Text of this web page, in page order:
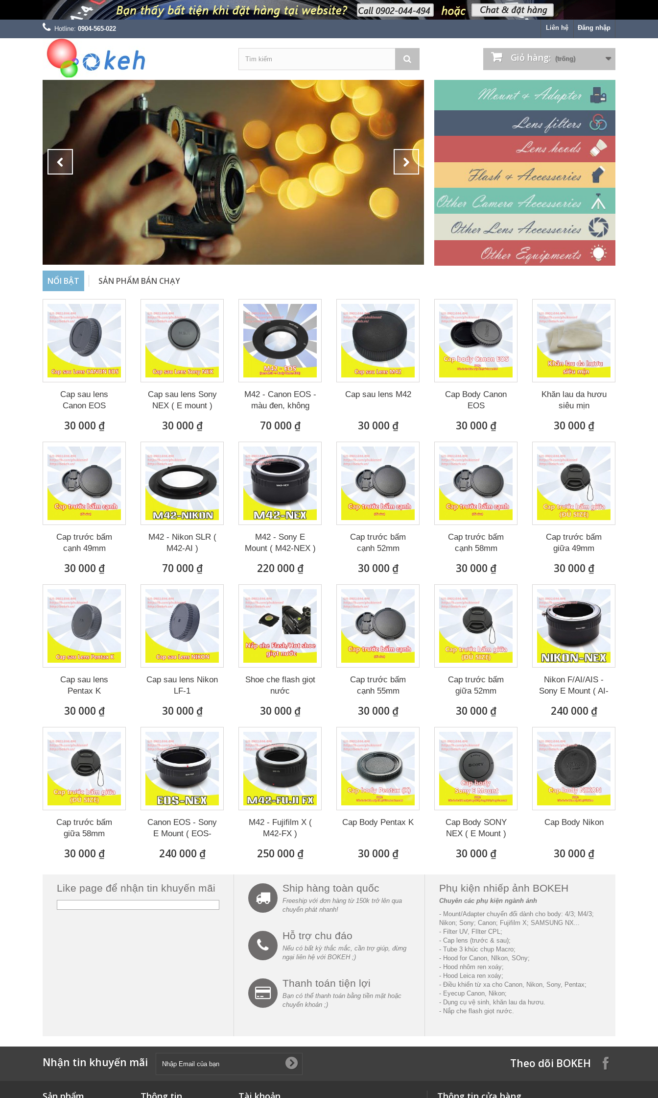
Đăng nhập
Liên hệ
Hotline: 0904-565-022
Giỏ hàng: (trống)
NỔI BẬT SẢN PHẨM BÁN CHẠY
Cap sau lens
Canon EOS
30 000 ₫
Cap sau lens Sony
NEX ( E mount )
30 000 ₫
M42 - Canon EOS -
màu đen, không
70 000 ₫
Cap sau lens M42
30 000 ₫
Cap Body Canon
EOS
30 000 ₫
Khăn lau da hươu
siêu mịn
30 000 ₫
Cap trước bấm
cạnh 49mm
30 000 ₫
M42 - Nikon SLR (
M42-AI )
70 000 ₫
M42 - Sony E
Mount ( M42-NEX )
220 000 ₫
Cap trước bấm
cạnh 52mm
30 000 ₫
Cap trước bấm
cạnh 58mm
30 000 ₫
Cap trước bấm
giữa 49mm
30 000 ₫
Cap sau lens
Pentax K
30 000 ₫
Cap sau lens Nikon
LF-1
30 000 ₫
Shoe che flash giọt
nước
30 000 ₫
Cap trước bấm
cạnh 55mm
30 000 ₫
Cap trước bấm
giữa 52mm
30 000 ₫
Nikon F/AI/AIS -
Sony E Mount ( AI-
240 000 ₫
Cap trước bấm
giữa 58mm
30 000 ₫
Canon EOS - Sony
E Mount ( EOS-
240 000 ₫
M42 - Fujifilm X (
M42-FX )
250 000 ₫
Cap Body Pentax K
30 000 ₫
Cap Body SONY
NEX ( E Mount )
30 000 ₫
Cap Body Nikon
30 000 ₫
Like page để nhận tin khuyến mãi Ship hàng toàn quốc
Freeship với đơn hàng từ 150k trở lên qua
chuyển phát nhanh!
Hỗ trợ chu đáo
Nếu có bất kỳ thắc mắc, cần trợ giúp, đừng
ngại liên hệ với BOKEH ;)
Thanh toán tiện lợi
Bạn có thể thanh toán bằng tiền mặt hoặc
chuyển khoản ;)
Phụ kiện nhiếp ảnh BOKEH
Chuyên các phụ kiện ngành ảnh
- Mount/Adapter chuyển đổi dành cho body: 4/3; M4/3;
Nikon; Sony; Canon; Fujifilm X; SAMSUNG NX...
- Filter UV, FIlter CPL;
- Cap lens (trước & sau);
- Tube 3 khúc chụp Macro;
- Hood for Canon, NIkon, SOny;
- Hood nhôm ren xoáy;
- Hood Leica ren xoáy;
- Điều khiển từ xa cho Canon, Nikon, Sony, Pentax;
- Eyecup Canon, Nikon;
- Dụng cụ vệ sinh, khăn lau da hươu.
- Nắp che flash giọt nước.
Nhận tin khuyến mãi Theo dõi BOKEH